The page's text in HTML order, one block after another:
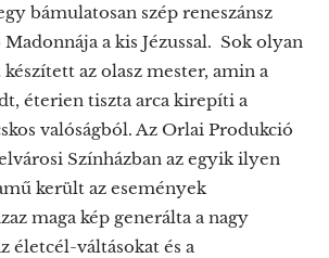
bámulatosan szép reneszánsz
a kis Jézussal. Sok olyan
az olasz mester, amin a
éterien tiszta arca kirepíti a
valóságból. Az Orlai Produkció
Színházban az egyik ilyen
került az események
maga kép generálta a nagy
életcél-váltásokat és a